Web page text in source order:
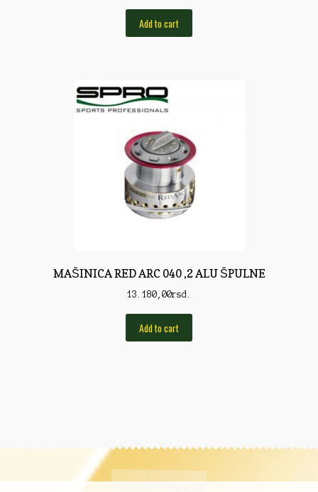
Univerzalni štapovi
Virble/Kopče
Add to cart
MAŠINICA RED ARC 040 ,2 ALU ŠPULNE
13.180,00rsd.
Add to cart